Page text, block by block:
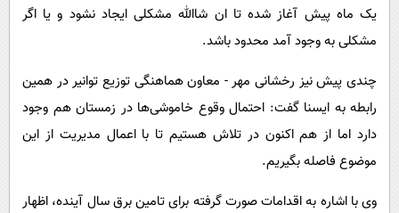
یک ماه پیش آغاز شده تا ان شاالله مشکلی ایجاد نشود و یا اگر
مشکلی به وجود آمد محدود باشد.
چندی پیش نیز رخشانی مهر - معاون هماهنگی توزیع توانیر در همین
رابطه به ایسنا گفت: احتمال وقوع خاموشی‌ها در زمستان هم وجود
دارد اما از هم اکنون در تلاش هستیم تا با اعمال مدیریت از این
موضوع فاصله بگیریم.
وی با اشاره به اقدامات صورت گرفته برای تامین برق سال آینده، اظهار